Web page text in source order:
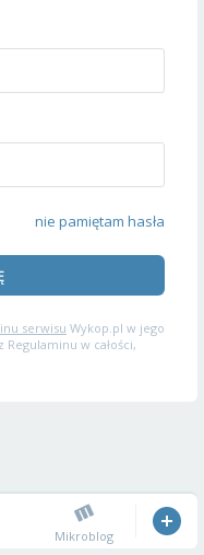
nie pamiętam hasła
serwisu Wykop.pl w jego
w całości,
Mikroblog